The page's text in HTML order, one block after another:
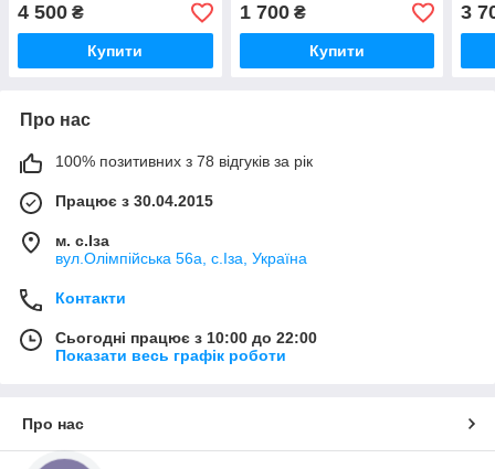
4 500 ₴
Купити
1 700₴
Купити
3
Про нас
100% позитивних з 78 відгуків за рік
Працює з 30.04.2015
м. с.Іза
вул.Олімпійська 56а, с.Іза, Україна
Контакти
Сьогодні працює з 10:00 до 22:00
Показати весь графік роботи
Про нас